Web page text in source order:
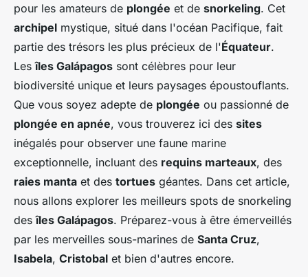
pour les amateurs de plongée et de snorkeling. Cet
archipel mystique, situé dans l'océan Pacifique, fait
partie des trésors les plus précieux de l'Équateur.
Lesîles Galápagos sont célèbres pour leur
biodiversité unique et leurs paysages époustouflants.
Que vous soyez adepte de plongée ou passionné de
plongée en apnée, vous trouverez ici des sites
inégalés pour observer une faune marine
exceptionnelle, incluant des requins marteaux, des
raies manta et des tortues géantes. Dans cet article,
nous allons explorer les meilleurs spots de snorkeling
desîles Galápagos. Préparez-vous à être émerveillés
par les merveilles sous-marines de Santa Cruz,
Isabela, Cristobal et bien d'autres encore.